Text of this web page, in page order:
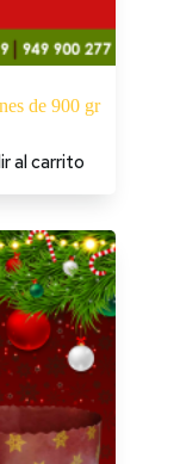
de 900 gr
al carrito